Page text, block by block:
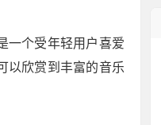
一个受年轻用户喜爱
以欣赏到丰富的音乐